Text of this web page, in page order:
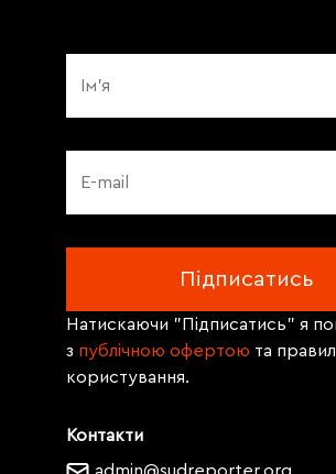
Контакти
Натискаючи "Підписатись" я
з публічною офертою та
користування.